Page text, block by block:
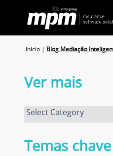
content
Inicio | Blog Mediação
Ver mais
Ver
mais
Temas chave